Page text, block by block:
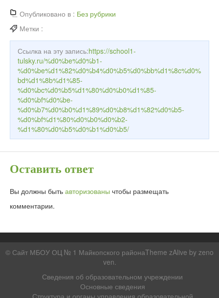
Опубликовано в : Без рубрики
Метки :
Ссылка на эту запись:https://school1-
tulsky.ru/%d0%be%d0%b1-
%d0%be%d1%82%d0%b4%d0%b5%d0%bb%d1%8c%d0%
bd%d1%8b%d1%85-
%d0%bc%d0%b5%d1%80%d0%b0%d1%85-
%d0%bf%d0%be-
%d0%b7%d0%b0%d1%89%d0%b8%d1%82%d0%b5-
%d0%bf%d1%80%d0%b0%d0%b2-
%d1%80%d0%b5%d0%b1%d0%b5/
Оставить ответ
Вы должны быть авторизованы чтобы размещать
комментарии.
© Сайт МБОУ ОЦ № 1 Майкопского районаTheme zAlive by zeno
ven
Сведения об образовательном учреждении
Основные сведения
Структура и органы управления образовательной